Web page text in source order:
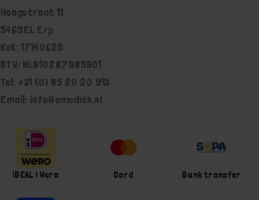
Hoogstraat 11
5469EL Erp
KvK: 17140625
BTW: NL810287985B01
Tel: +31 (0) 85 20 20 913
Email: info@omedick.nl
iDEAL | Wero Card Bank transfer